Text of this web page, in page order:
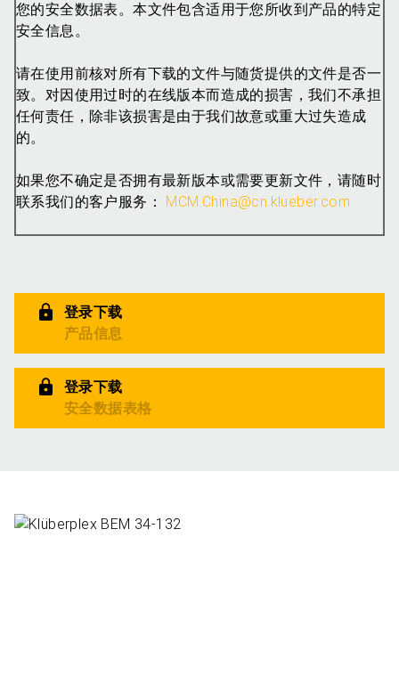
您的安全数据表。本文件包含适用于您所收到产品的特定
安全信息。
请在使用前核对所有下载的文件与随货提供的文件是否一
致。对因使用过时的在线版本而造成的损害，我们不承担
任何责任，除非该损害是由于我们故意或重大过失造成
的。
如果您不确定是否拥有最新版本或需要更新文件，请随时
联系我们的客户服务： MCM.China@cn.klueber.com
登录下载
产品信息
登录下载
安全数据表格